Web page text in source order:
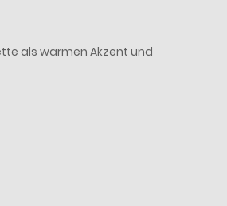
als warmen Akzent und